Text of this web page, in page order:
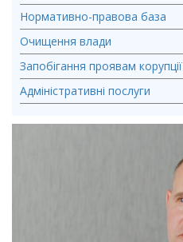
Нормативно-правова база
Очищення влади
Запобігання проявам корупції
Адміністративні послуги